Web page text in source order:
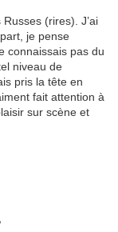
(rires). J’ai
je pense
connaissais pas du
niveau de
pris la tête en
fait attention à
sur scène et